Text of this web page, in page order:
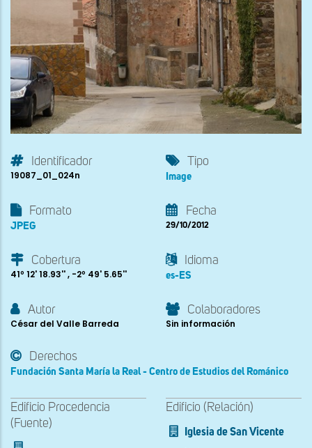
Identificador
19087_01_024n
Tipo
Image
Formato
JPEG
Fecha
29/10/2012
Cobertura
41º 12' 18.93'' , -2º 49' 5.65''
Idioma
es-ES
Autor
César del Valle Barreda
Colaboradores
Sin información
Derechos
Fundación Santa María la Real - Centro de Estudios del Románico
Edificio Procedencia
(Fuente)
Edificio (Relación)
Iglesia de San Vicente